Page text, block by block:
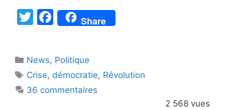
T
er
F
a
e
b
o
Share
Catégories
News, Politique
Étiquettes
Crise, démocratie, Révolution
36 commentaires
2 568 vues